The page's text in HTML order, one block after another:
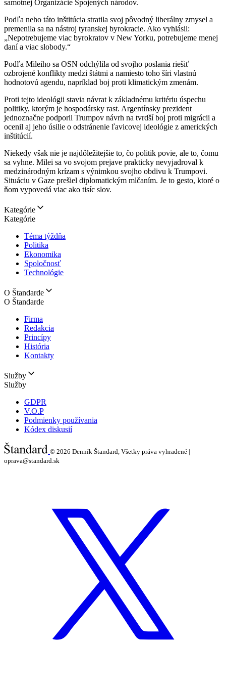
samotnej Organizácie Spojených národov.
Podľa neho táto inštitúcia stratila svoj pôvodný liberálny zmysel a
premenila sa na nástroj tyranskej byrokracie. Ako vyhlásil:
„Nepotrebujeme viac byrokratov v New Yorku, potrebujeme menej
daní a viac slobody.“
Podľa Mileiho sa OSN odchýlila od svojho poslania riešiť
ozbrojené konflikty medzi štátmi a namiesto toho šíri vlastnú
hodnotovú agendu, napríklad boj proti klimatickým zmenám.
Proti tejto ideológii stavia návrat k základnému kritériu úspechu
politiky, ktorým je hospodársky rast. Argentínsky prezident
jednoznačne podporil Trumpov návrh na tvrdší boj proti migrácii a
ocenil aj jeho úsilie o odstránenie ľavicovej ideológie z amerických
inštitúcií.
Niekedy však nie je najdôležitejšie to, čo politik povie, ale to, čomu
sa vyhne. Milei sa vo svojom prejave prakticky nevyjadroval k
medzinárodným krízam s výnimkou svojho obdivu k Trumpovi.
Situáciu v Gaze prešiel diplomatickým mlčaním. Je to gesto, ktoré o
ňom vypovedá viac ako tisíc slov.
Kategórie
Kategórie
Téma týždňa
Politika
Ekonomika
Spoločnosť
Technológie
O Štandarde
O Štandarde
Firma
Redakcia
Princípy
História
Kontakty
Služby
Služby
GDPR
V.O.P
Podmienky používania
Kódex diskusií
© 2026 Denník Štandard, Všetky práva vyhradené |
oprava@standard.sk